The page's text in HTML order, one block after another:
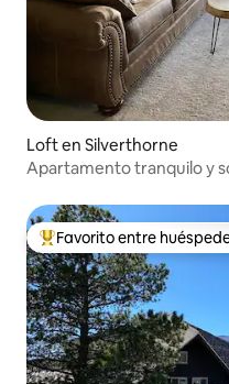
Loft en Silverthorne
Apartamento tranquilo y
De los mejores en Favorito
Favorito entre